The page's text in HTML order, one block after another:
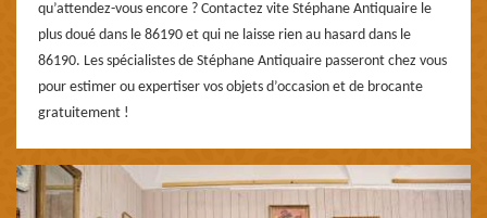
qu’attendez-vous encore ? Contactez vite Stéphane Antiquaire le
plus doué dans le 86190 et qui ne laisse rien au hasard dans le
86190. Les spécialistes de Stéphane Antiquaire passeront chez vous
pour estimer ou expertiser vos objets d’occasion et de brocante
gratuitement !